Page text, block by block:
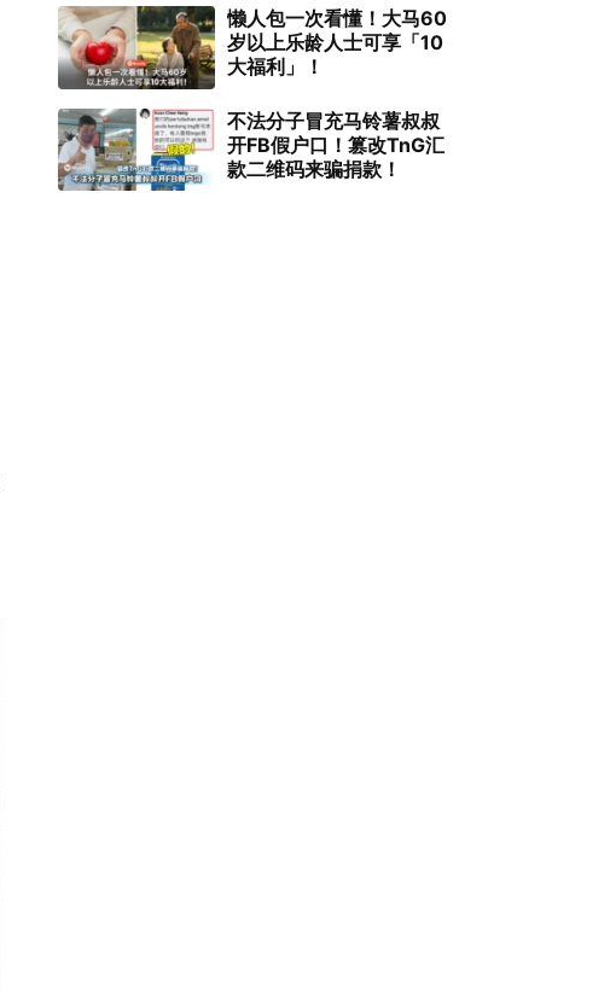
懒人包一次看懂！大马60
岁以上乐龄人士可享「10
大福利」！
不法分子冒充马铃薯叔叔
开FB假户口！篡改TnG汇
款二维码来骗捐款！